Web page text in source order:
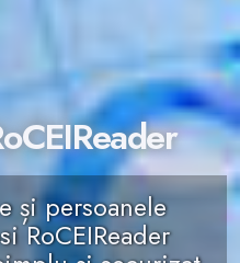
și persoanele
RoCEIReader